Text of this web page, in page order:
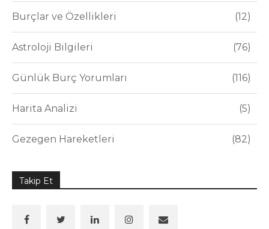
Burçlar ve Özellikleri 12
Astroloji Bilgileri 76
Günlük Burç Yorumları 116
Harita Analizi 5
Gezegen Hareketleri 82
Takip Et